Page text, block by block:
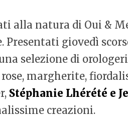
alla natura di Oui &
Presentati giovedì
selezione di
margherite,
Stéphanie Lhérété e
creazioni.